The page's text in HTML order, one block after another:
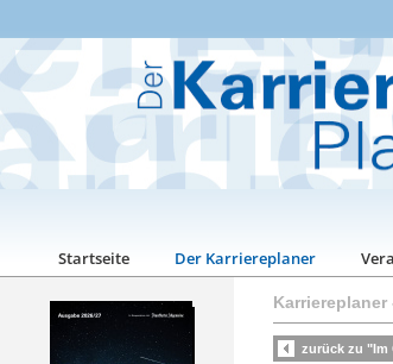
Startseite Der Karriereplaner
Karriereplaner
zurück zu "Im